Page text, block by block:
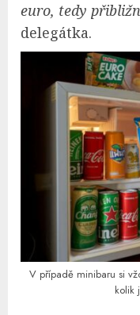
euro, tedy
delegátka.
V případě minibaru si
kolik